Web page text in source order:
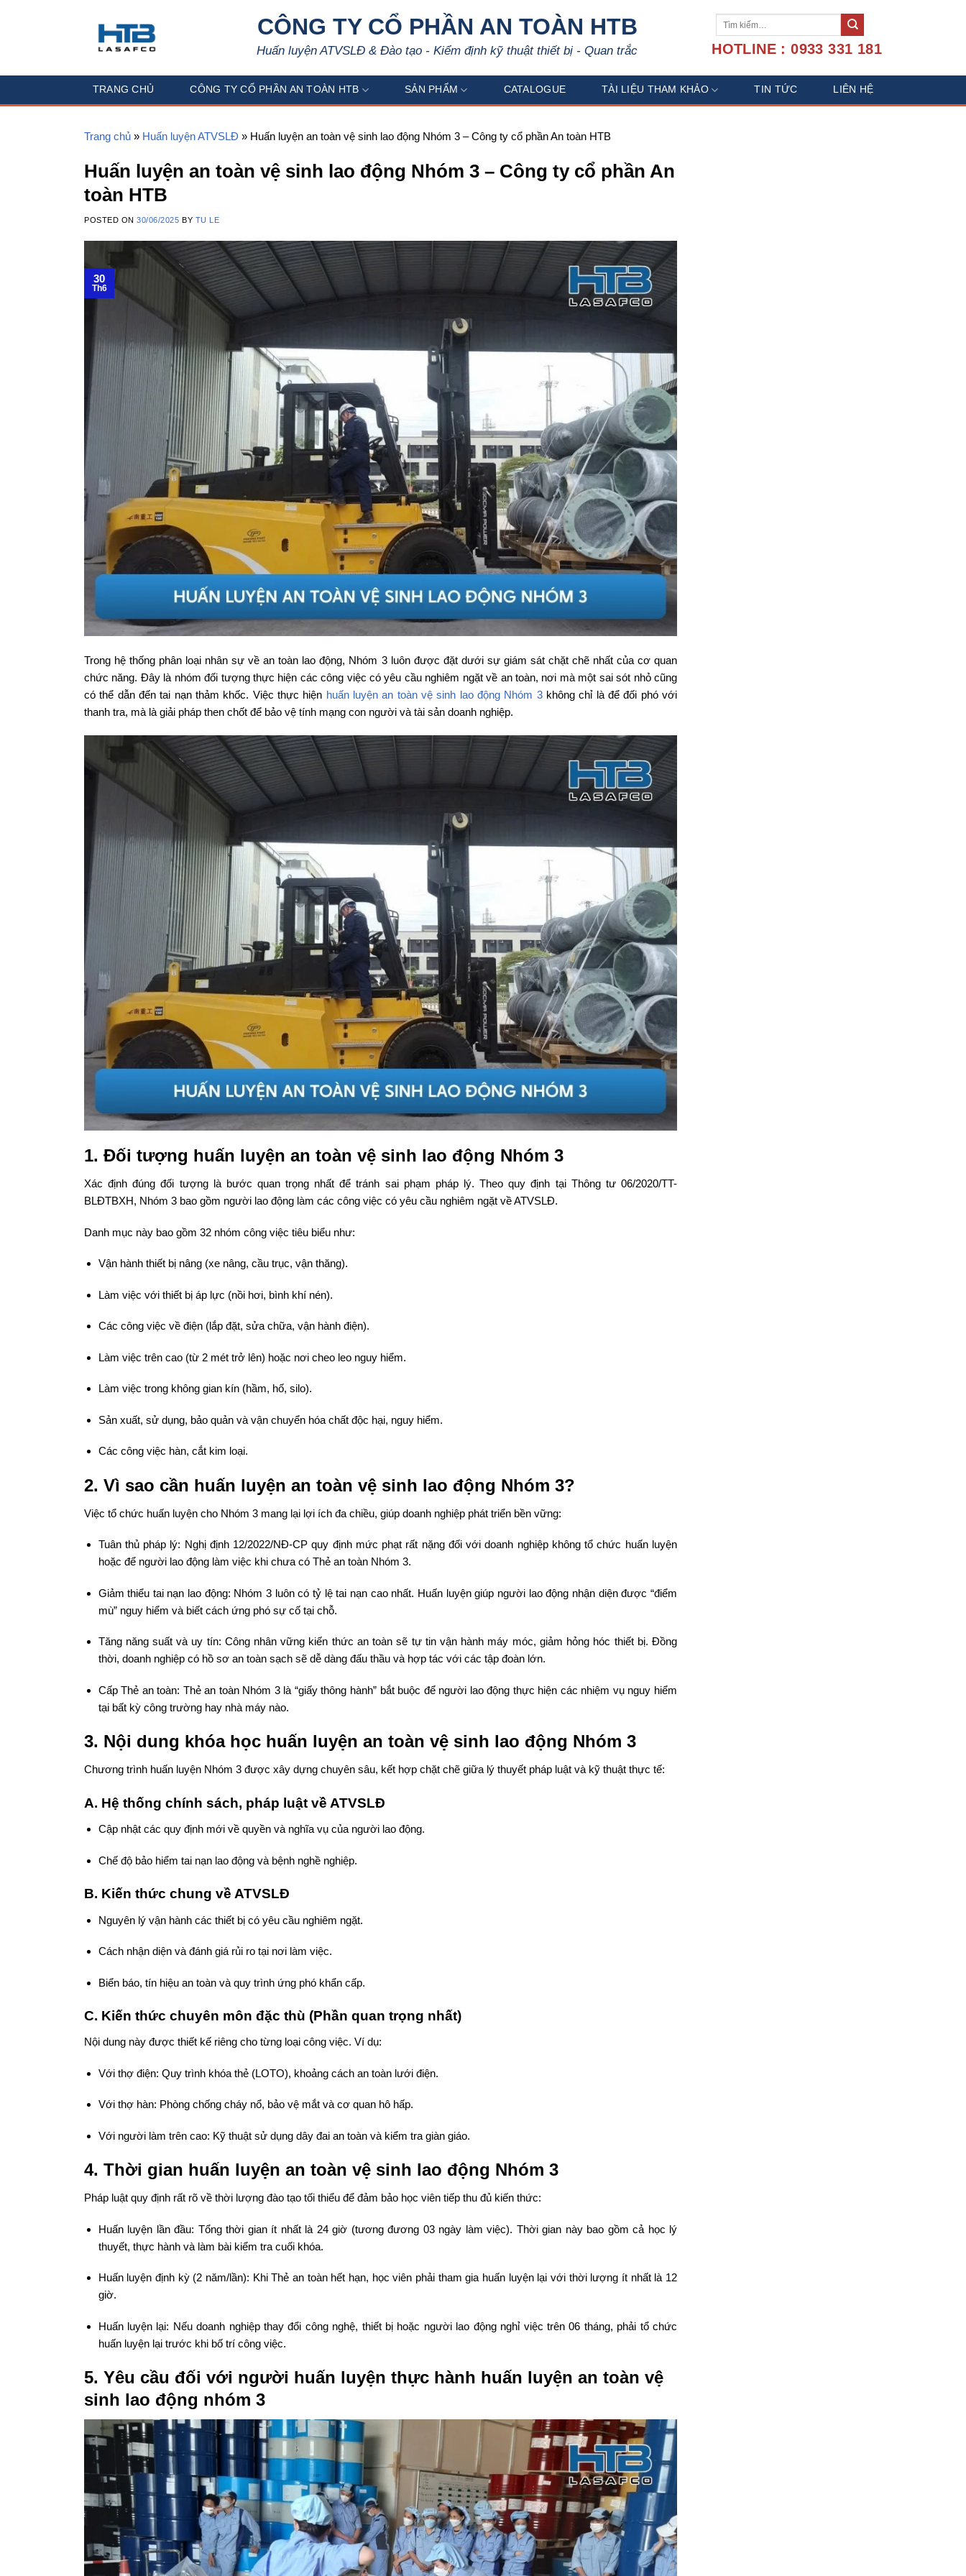
CÔNG TY CỔ PHẦN AN TOÀN HTB
Huấn luyện ATVSLĐ & Đào tạo - Kiểm định kỹ thuật thiết bị - Quan trắc
Tìm
HOTLINE : 0933 331 181
TRANG CHỦ CÔNG TY CỔ PHẦN AN TOÀN HTB SẢN PHẨM CATALOGUE TÀI LIỆU THAM KHẢO TIN TỨC LIÊN HỆ
Trang chủ » Huấn luyện ATVSLĐ » Huấn luyện an toàn vệ sinh lao động Nhóm 3 – Công ty cổ phần An toàn HTB
Huấn luyện an toàn vệ sinh lao động Nhóm 3 – Công ty cổ phần An
toàn HTB
POSTED ON30/06/2025 BY TU LE
30
Th6
Trong hệ thống phân loại nhân sự về an toàn lao động, Nhóm 3 luôn được đặt dưới sự giám sát chặt chẽ nhất của cơ quan
chức năng. Đây là nhóm đối tượng thực hiện các công việc có yêu cầu nghiêm ngặt về an toàn, nơi mà một sai sót nhỏ cũng
có thể dẫn đến tai nạn thảm khốc. Việc thực hiện huấn luyện an toàn vệ sinh lao động Nhóm 3không chỉ là để đối phó với
thanh tra, mà là giải pháp then chốt để bảo vệ tính mạng con người và tài sản doanh nghiệp.
1. Đối tượng huấn luyện an toàn vệ sinh lao động Nhóm 3
Xác định đúng đối tượng là bước quan trọng nhất để tránh sai phạm pháp lý. Theo quy định tại Thông tư 06/2020/TT-
BLĐTBXH, Nhóm 3 bao gồm người lao động làm các công việc có yêu cầu nghiêm ngặt về ATVSLĐ.
Danh mục này bao gồm 32 nhóm công việc tiêu biểu như:
Vận hành thiết bị nâng (xe nâng, cầu trục, vận thăng).
Làm việc với thiết bị áp lực (nồi hơi, bình khí nén).
Các công việc về điện (lắp đặt, sửa chữa, vận hành điện).
Làm việc trên cao (từ 2 mét trở lên) hoặc nơi cheo leo nguy hiểm.
Làm việc trong không gian kín (hầm, hố, silo).
Sản xuất, sử dụng, bảo quản và vận chuyển hóa chất độc hại, nguy hiểm.
Các công việc hàn, cắt kim loại.
2. Vì sao cần huấn luyện an toàn vệ sinh lao động Nhóm 3?
Việc tổ chức huấn luyện cho Nhóm 3 mang lại lợi ích đa chiều, giúp doanh nghiệp phát triển bền vững:
Tuân thủ pháp lý: Nghị định 12/2022/NĐ-CP quy định mức phạt rất nặng đối với doanh nghiệp không tổ chức huấn luyện
hoặc để người lao động làm việc khi chưa có Thẻ an toàn Nhóm 3.
Giảm thiểu tai nạn lao động: Nhóm 3 luôn có tỷ lệ tai nạn cao nhất. Huấn luyện giúp người lao động nhận diện được “điểm
mù” nguy hiểm và biết cách ứng phó sự cố tại chỗ.
Tăng năng suất và uy tín: Công nhân vững kiến thức an toàn sẽ tự tin vận hành máy móc, giảm hỏng hóc thiết bị. Đồng
thời, doanh nghiệp có hồ sơ an toàn sạch sẽ dễ dàng đấu thầu và hợp tác với các tập đoàn lớn.
Cấp Thẻ an toàn: Thẻ an toàn Nhóm 3 là “giấy thông hành” bắt buộc để người lao động thực hiện các nhiệm vụ nguy hiểm
tại bất kỳ công trường hay nhà máy nào.
3. Nội dung khóa học huấn luyện an toàn vệ sinh lao động Nhóm 3
Chương trình huấn luyện Nhóm 3 được xây dựng chuyên sâu, kết hợp chặt chẽ giữa lý thuyết pháp luật và kỹ thuật thực tế:
A. Hệ thống chính sách, pháp luật về ATVSLĐ
Cập nhật các quy định mới về quyền và nghĩa vụ của người lao động.
Chế độ bảo hiểm tai nạn lao động và bệnh nghề nghiệp.
B. Kiến thức chung về ATVSLĐ
Nguyên lý vận hành các thiết bị có yêu cầu nghiêm ngặt.
Cách nhận diện và đánh giá rủi ro tại nơi làm việc.
Biển báo, tín hiệu an toàn và quy trình ứng phó khẩn cấp.
C. Kiến thức chuyên môn đặc thù (Phần quan trọng nhất)
Nội dung này được thiết kế riêng cho từng loại công việc. Ví dụ:
Với thợ điện: Quy trình khóa thẻ (LOTO), khoảng cách an toàn lưới điện.
Với thợ hàn: Phòng chống cháy nổ, bảo vệ mắt và cơ quan hô hấp.
Với người làm trên cao: Kỹ thuật sử dụng dây đai an toàn và kiểm tra giàn giáo.
4. Thời gian huấn luyện an toàn vệ sinh lao động Nhóm 3
Pháp luật quy định rất rõ về thời lượng đào tạo tối thiểu để đảm bảo học viên tiếp thu đủ kiến thức:
Huấn luyện lần đầu: Tổng thời gian ít nhất là 24 giờ (tương đương 03 ngày làm việc). Thời gian này bao gồm cả học lý
thuyết, thực hành và làm bài kiểm tra cuối khóa.
Huấn luyện định kỳ (2 năm/lần): Khi Thẻ an toàn hết hạn, học viên phải tham gia huấn luyện lại với thời lượng ít nhất là 12
giờ.
Huấn luyện lại: Nếu doanh nghiệp thay đổi công nghệ, thiết bị hoặc người lao động nghỉ việc trên 06 tháng, phải tổ chức
huấn luyện lại trước khi bố trí công việc.
5. Yêu cầu đối với người huấn luyện thực hành huấn luyện an toàn vệ
sinh lao động nhóm 3